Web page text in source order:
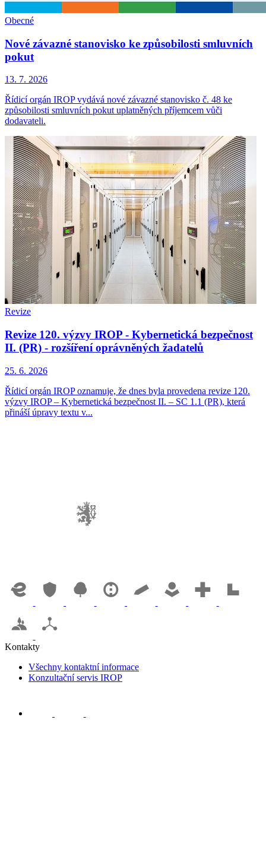
Obecné
Nové závazné stanovisko ke způsobilosti smluvních
pokut
13. 7. 2026
Řídicí orgán IROP vydává nové závazné stanovisko č. 48 ke
způsobilosti smluvních pokut uplatněných příjemcem vůči
dodavateli.
Revize
Revize 120. výzvy IROP - Kybernetická bezpečnost
II. (PR) - rozšíření oprávněných žadatelů
25. 6. 2026
Řídicí orgán IROP oznamuje, že dnes byla provedena revize 120.
výzvy IROP – Kybernetická bezpečnost II. – SC 1.1 (PR), která
přináší úpravy textu v...
Kontakty
Všechny kontaktní informace
Konzultační servis IROP